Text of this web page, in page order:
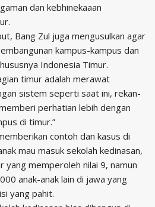
dan kebhinekaaan
Bang Zul juga mengusulkan agar
kampus-kampus dan
Indonesia Timur.
timur adalah merawat
sistem seperti saat ini, rekan-
perhatian lebih dengan
di timur.”
contoh dan kasus di
mau masuk sekolah kedinasan,
yang memperoleh nilai 9, namun
anak-anak lain di jawa yang
yang pahit.